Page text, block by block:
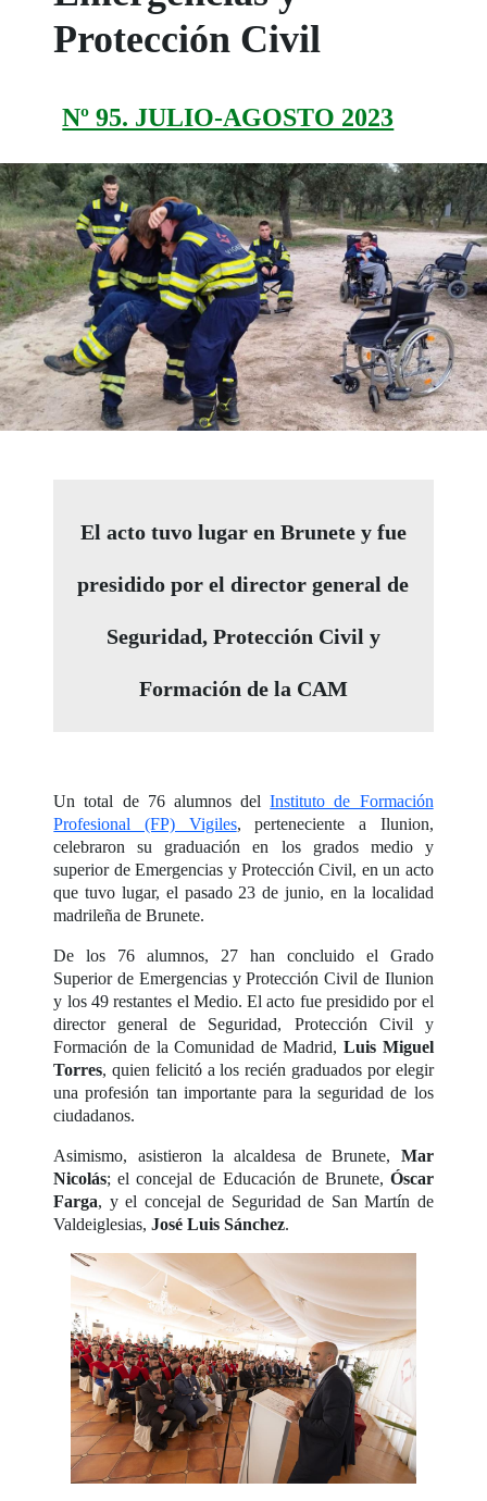
Protección Civil
Nº 95. JULIO-AGOSTO 2023
El acto tuvo lugar en Brunete y fue
presidido por el director general de
Seguridad, Protección Civil y
Formación de la CAM
Un total de 76 alumnos delInstituto de Formación
Profesional (FP) Vigiles, perteneciente a Ilunion,
celebraron su graduación en los grados medio y
superior de Emergencias y Protección Civil, en un acto
que tuvo lugar, el pasado 23 de junio, en la localidad
madrileña de Brunete.
De los 76 alumnos, 27 han concluido el Grado
Superior de Emergencias y Protección Civil de Ilunion
y los 49 restantes el Medio. El acto fue presidido por el
director general de Seguridad, Protección Civil y
Formación de la Comunidad de Madrid, Luis Miguel
Torres, quien felicitó a los recién graduados por elegir
una profesión tan importante para la seguridad de los
ciudadanos.
Asimismo, asistieron la alcaldesa de Brunete, Mar
Nicolás; el concejal de Educación de Brunete, Óscar
Farga, y el concejal de Seguridad de San Martín de
Valdeiglesias,José Luis Sánchez.